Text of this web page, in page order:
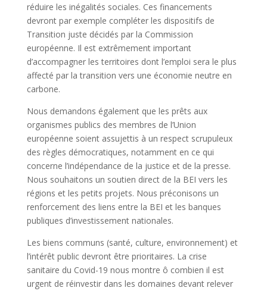
réduire les inégalités sociales. Ces financements
devront par exemple compléter les dispositifs de
Transition juste décidés par la Commission
européenne. Il est extrêmement important
d’accompagner les territoires dont l’emploi sera le plus
affecté par la transition vers une économie neutre en
carbone.
Nous demandons également que les prêts aux
organismes publics des membres de l’Union
européenne soient assujettis à un respect scrupuleux
des règles démocratiques, notamment en ce qui
concerne l’indépendance de la justice et de la presse.
Nous souhaitons un soutien direct de la BEI vers les
régions et les petits projets. Nous préconisons un
renforcement des liens entre la BEI et les banques
publiques d’investissement nationales.
Les biens communs (santé, culture, environnement) et
l’intérêt public devront être prioritaires. La crise
sanitaire du Covid-19 nous montre ô combien il est
urgent de réinvestir dans les domaines devant relever